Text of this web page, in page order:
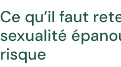
Ce qu’il faut
sexualité
risque